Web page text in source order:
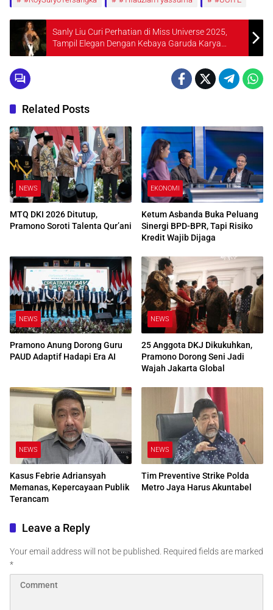
Sanly Liu Curi Perhatian di Miss Universe 2025,
Tampil Elegan Dengan Kebaya Garuda Karya
Hendra Chrystianto
Related Posts
NEWS
MTQ DKI 2026 Ditutup,
Pramono Soroti Talenta Qur’ani
EKONOMI
Ketum Asbanda Buka Peluang
Sinergi BPD-BPR, Tapi Risiko
Kredit Wajib Dijaga
NEWS
Pramono Anung Dorong Guru
PAUD Adaptif Hadapi Era AI
NEWS
25 Anggota DKJ Dikukuhkan,
Pramono Dorong Seni Jadi
Wajah Jakarta Global
NEWS
Kasus Febrie Adriansyah
Memanas, Kepercayaan Publik
Terancam
NEWS
Tim Preventive Strike Polda
Metro Jaya Harus Akuntabel
Leave a Reply
Your email address will not be published. Required fields are marked
*